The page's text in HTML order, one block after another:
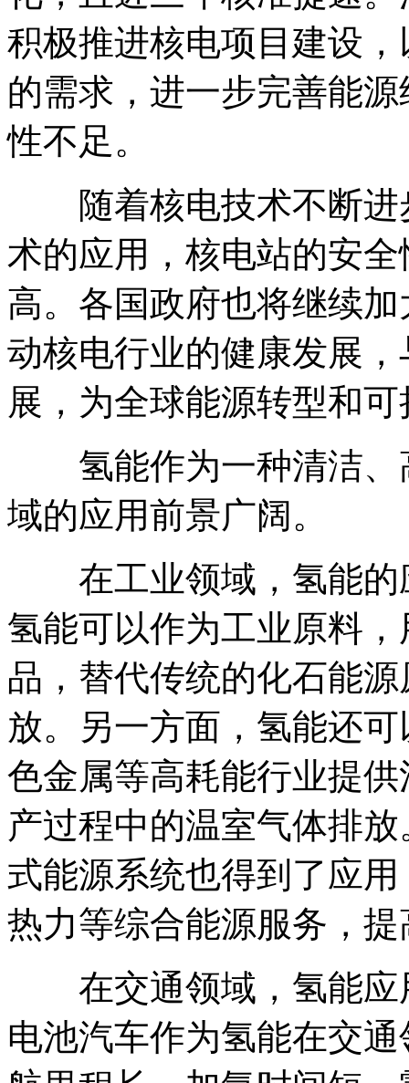
积极推进核电项目建设
的需求，进一步完善能
性不足。
随着核电技术不断进
术的应用，核电站的安
高。各国政府也将继续
动核电行业的健康发展
展，为全球能源转型和
氢能作为一种清洁、
域的应用前景广阔。
在工业领域，氢能的
氢能可以作为工业原料
品，替代传统的化石能
放。另一方面，氢能还
色金属等高耗能行业提
产过程中的温室气体排
式能源系统也得到了应
热力等综合能源服务，
在交通领域，氢能应
电池汽车作为氢能在交